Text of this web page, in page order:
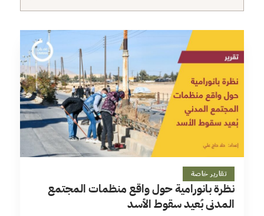
14 دقائق
تقارير خاصة
نظرة بانورامية حول واقع منظمات المجتمع
المدني بُعيد سقوط الأسد